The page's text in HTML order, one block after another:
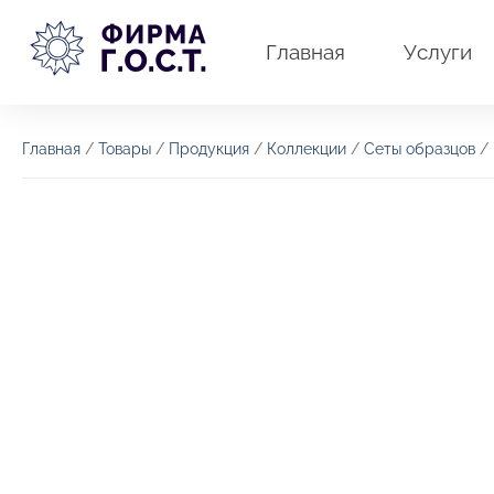
содержимому
Главная Услуги
Главная / Товары / Продукция / Коллекции / Сеты образцов /